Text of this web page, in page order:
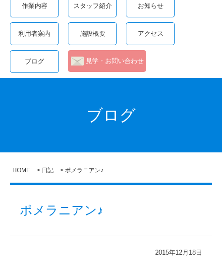
作業内容 スタッフ紹介 お知らせ
利用者案内 施設概要 アクセス
ブログ 見学・お問い合わせ
ブログ
HOME 日記 ポメラニアン♪
ポメラニアン♪
2015年12月18日